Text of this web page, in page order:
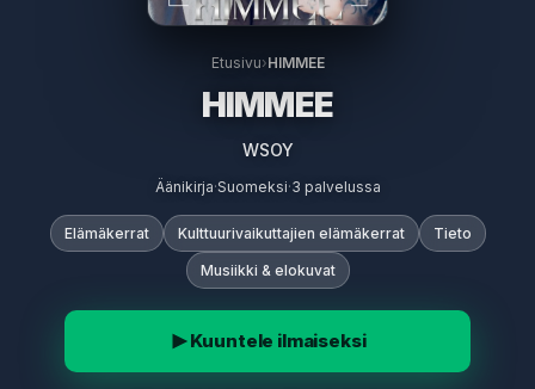
Etusivu›HIMMEE
HIMMEE
WSOY
Äänikirja·Suomeksi·3 palvelussa
Elämäkerrat Kulttuurivaikuttajien elämäkerrat Tieto
Musiikki & elokuvat
Kuuntele ilmaiseksi